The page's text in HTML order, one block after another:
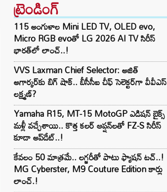
ట్రెండింగ్‌
115 అంగుళాల Mini LED TV, OLED evo,
Micro RGB evoతో LG 2026 AI TV సిరీస్
భారత్‌లో లాంచ్..!
VVS Laxman Chief Selector: అజిత్
అగార్కర్‌కు బిగ్ షాక్.. బీసీసీఐ చీఫ్ సెలెక్టర్‌గా వీవీఎస్
లక్ష్మణ్?
Yamaha R15, MT-15 MotoGP ఎడిషన్ బైక్స్
మళ్లీ వచ్చేశాయి.. కొత్త కలర్ ఆప్షన్‌లతో FZ-S సిరీస్
కూడా అప్‌డేట్..!
కేవలం 50 మాత్రమే.. లగ్జరీతో పాటు ఫ్యాషన్ టచ్..!
MG Cyberster, M9 Couture Edition కార్లు
లాంచ్.!